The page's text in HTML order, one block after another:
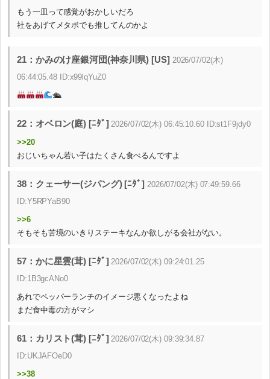
もう一皿って感覚がおかしいだろ
社をあげてメタボでも推してんのかよ
21：かみのけ座銀河団(神奈川県) [US] 2026/07/02(木)
06:44:05.48 ID:x99lqYuZ0
🛳
22：オベロン(庭) [ﾆﾀﾞ] 2026/07/02(木) 06:45:10.60 ID:st1F9jdy0
>>20
おじいちゃん若い子はたくさん食べるんですよ
38：クェーサー(ジパング) [ﾆﾀﾞ] 2026/07/02(木) 07:49:59.66
ID:Y5RPYaB90
>>6
そもそも苦境のいきりステーキなんか欲しがる会社がない。
57：かに星雲(茸) [ﾆﾀﾞ] 2026/07/02(木) 09:24:01.25
ID:1B3gcANo0
あれでペッパーランチのイメージ悪くなったよね
まだ食中毒の方がマシ
61：カリスト(茸) [ﾆﾀﾞ] 2026/07/02(木) 09:39:34.87
ID:UKJAFOeD0
>>38